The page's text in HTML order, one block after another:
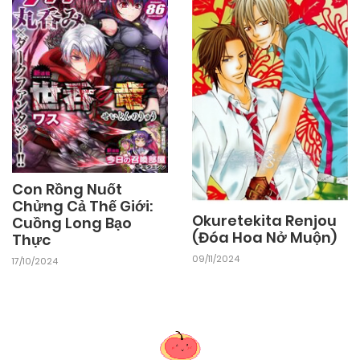
Chapter 45 03/11/2024
Chapter 44 03/11/2024
Chapter 43 03/11/2024
Chapter 42 03/11/2024
Chapter 41
Con Rồng Nuốt
Chửng Cả Thế Giới:
Cuồng Long Bạo
Thực
17/10/2024
Okuretekita Renjou
(Đóa Hoa Nở Muộn)
09/11/2024